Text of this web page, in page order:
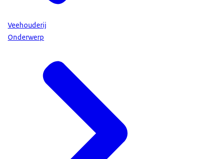
Veehouderij
Onderwerp